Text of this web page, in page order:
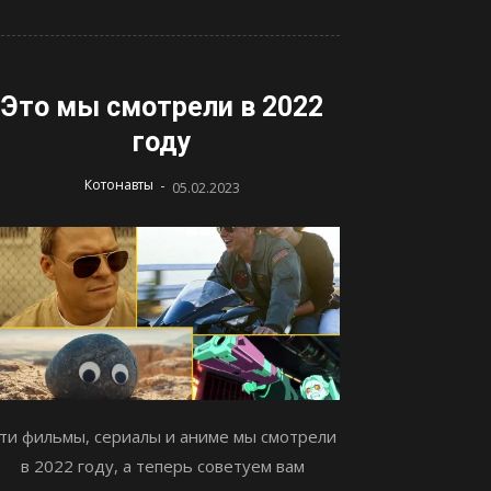
Это мы смотрели в 2022
году
Котонавты - 05.02.2023
фильмы, сериалы и аниме мы смотрели
в 2022 году, а теперь советуем вам